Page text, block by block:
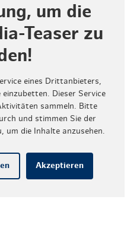
um die
Teaser zu
eines Drittanbieters,
Dieser Service
sammeln. Bitte
und stimmen Sie der
um die Inhalte anzusehen.
Akzeptieren